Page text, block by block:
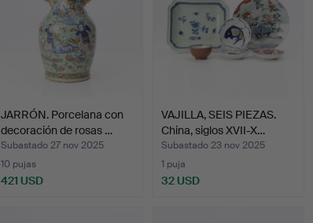
JARRÓN. Porcelana con
decoración de rosas …
Subastado 27 nov 2025
10 pujas
421 USD
VAJILLA, SEIS PIEZAS.
China, siglos XVII-X…
Subastado 23 nov 2025
1 puja
32 USD